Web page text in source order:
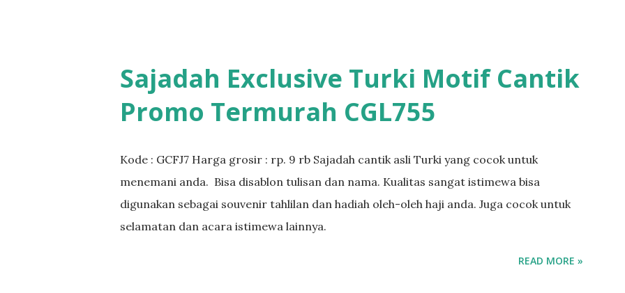
Sajadah Exclusive Turki Motif Cantik
Promo Termurah CGL755
Kode : GCFJ7 Harga grosir : rp. 9 rb Sajadah cantik asli Turki yang cocok untuk
menemani anda. Bisa disablon tulisan dan nama. Kualitas sangat istimewa bisa
digunakan sebagai souvenir tahlilan dan hadiah oleh-oleh haji anda. Juga cocok untuk
selamatan dan acara istimewa lainnya.
READ MORE »